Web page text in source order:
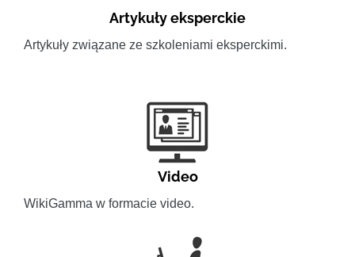
Artykuły eksperckie
Artykuły związane ze szkoleniami eksperckimi.
Video
WikiGamma w formacie video.